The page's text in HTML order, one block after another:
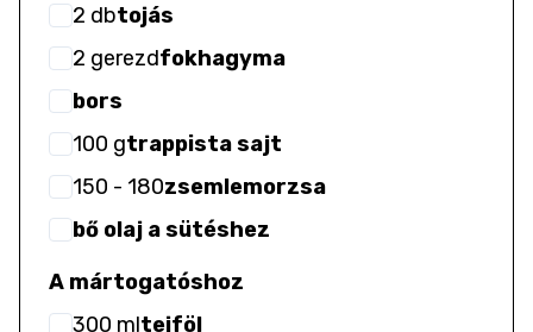
2 dbtojás
2 gerezdfokhagyma
bors
100 gtrappista sajt
150 - 180zsemlemorzsa
bő olaj a sütéshez
A mártogatóshoz
300 mltejföl